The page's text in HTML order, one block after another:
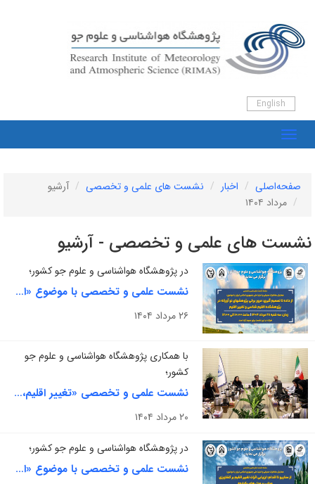
English
صفحه‌اصلی اخبار نشست های علمی و تخصصی
آرشیو
مرداد ۱۴۰۴
نشست های علمی و تخصصی - آرشیو
در پژوهشگاه هواشناسی و علوم جو کشور؛
نشست علمی و تخصصی با موضوع «از داده تا تصمیم گیری: مرور برخی پژوهش های نو آورانه در پژوهشکده اقلیم شناسی و تغییر اقلیم» برگزار می شود
۲۶ مرداد ۱۴۰۴
با همکاری پژوهشگاه هواشناسی و علوم جو
کشور؛
نشست علمی و تخصصی «تغییر اقلیم، جابه جایی جمعیت و مهاجرت» برگزار شد
۲۰ مرداد ۱۴۰۴
در پژوهشگاه هواشناسی و علوم جو کشور؛
نشست علمی و تخصصی با موضوع «از سناریو تا اقدام: ارزیابی اثرات تغییر اقلیم بر کشاورزی مبتنی بر مدل های یکپارچه» برگزار می شود